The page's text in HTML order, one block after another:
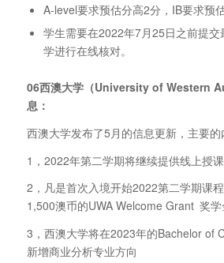
A-level要求预估分高2分，IB要求预
学生需要在2022年7月25日之前提交
学进行在线核对。
06西澳大学（University of Western
息：
西澳大学发布了5月的信息更新，主要的
1，2022年第二学期将继续提供线上授
2，凡是首次入境开始2022第二学期课
1,500澳币的UWA Welcome Grant 奖学
3，西澳大学将在2023年的Bachelor of
新增商业分析专业方向